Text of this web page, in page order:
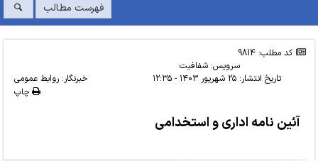
فهرست مطالب
کد مطلب: 9814
سرویس:شفافیت
تاریخ انتشار:۲۵ شهریور ۱۴۰۳ - ۱۲:۳۵
خبرنگار: روابط عمومی
چاپ
آئین نامه اداری و استخدامی